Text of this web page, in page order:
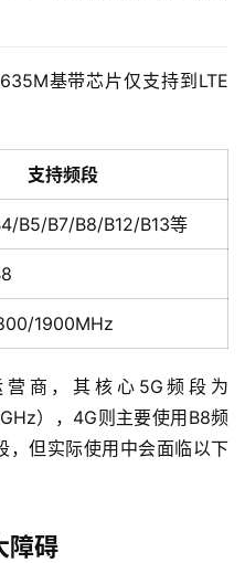
基带芯片仅支持到LTE
支持频段
B5/B7/B8/B12/B13等
1900MHz
商，其核心5G频段为
），4G则主要使用B8频
，但实际使用中会面临以下
障碍